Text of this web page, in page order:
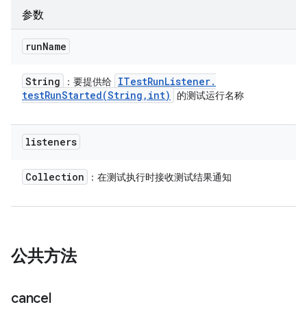
参数
runName
String ：要提供给 ITestRunListener.
testRunStarted(String , int) 的测试运行名称
listeners
Collection ：在测试执行时接收测试结果通知
公共方法
cancel